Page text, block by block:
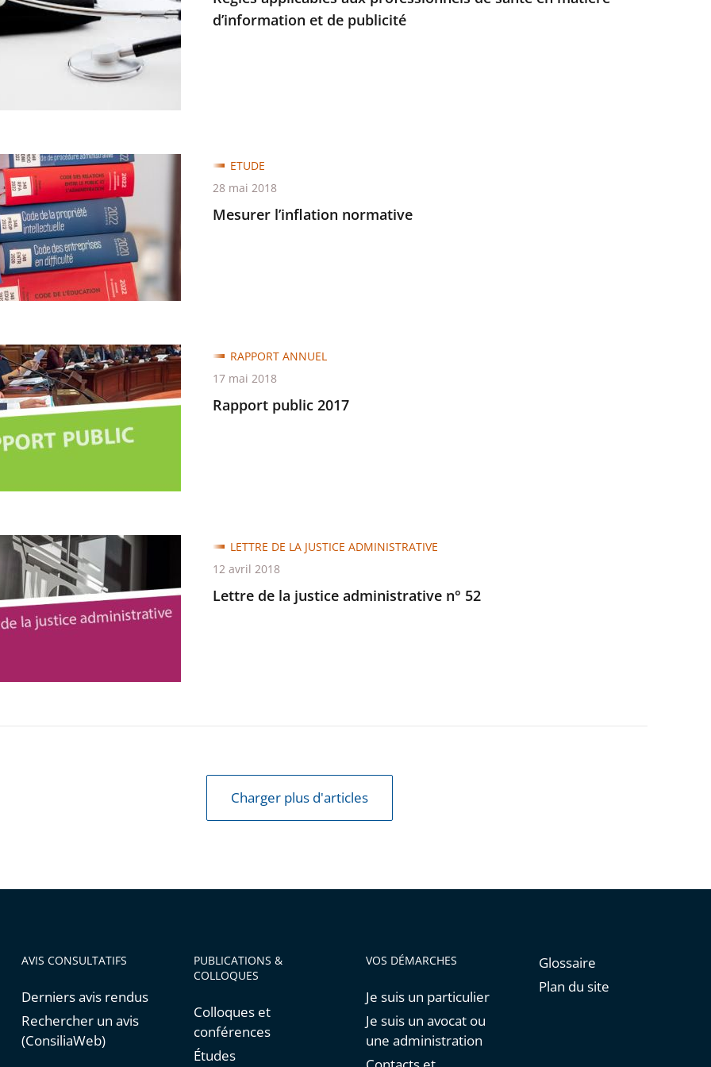
d’information et de publicité
Mesurer l’inflation normative
ETUDE
28 mai 2018
Rapport public 2017
RAPPORT ANNUEL
17 mai 2018
Lettre de la justice administrative n° 52
LETTRE DE LA JUSTICE ADMINISTRATIVE
12 avril 2018
Charger plus d'articles
AVIS CONSULTATIFS
Derniers avis rendus
Rechercher un avis
(ConsiliaWeb)
PUBLICATIONS &
COLLOQUES
Colloques et
conférences
Études
VOS DÉMARCHES
Je suis un particulier
Je suis un avocat ou
une administration
Glossaire
Plan du site